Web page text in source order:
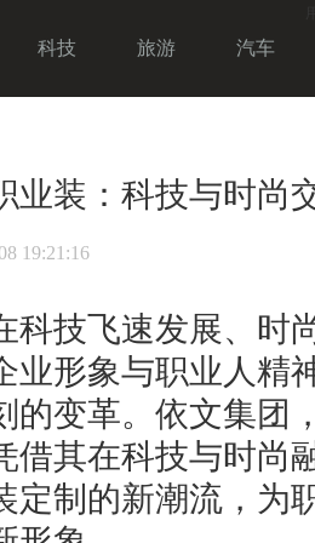
科技 旅游 汽车
业装：科技与时尚
19:21:16
技飞速发展、时尚
业形象与职业人精
的变革。依文集团
借其在科技与时尚
定制的新潮流，为